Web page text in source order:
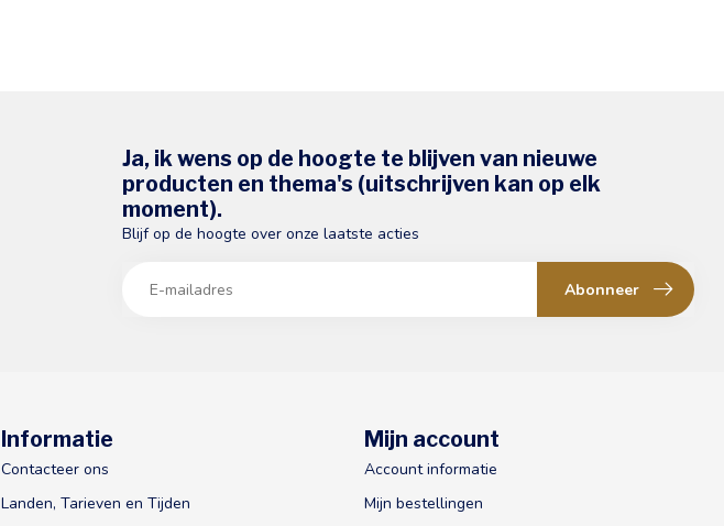
Ja, ik wens op de hoogte te blijven van nieuwe
producten en thema's (uitschrijven kan op elk
moment).
Blijf op de hoogte over onze laatste acties
Abonneer
Informatie
Contacteer ons
Landen, Tarieven en Tijden
Mijn account
Account informatie
Mijn bestellingen